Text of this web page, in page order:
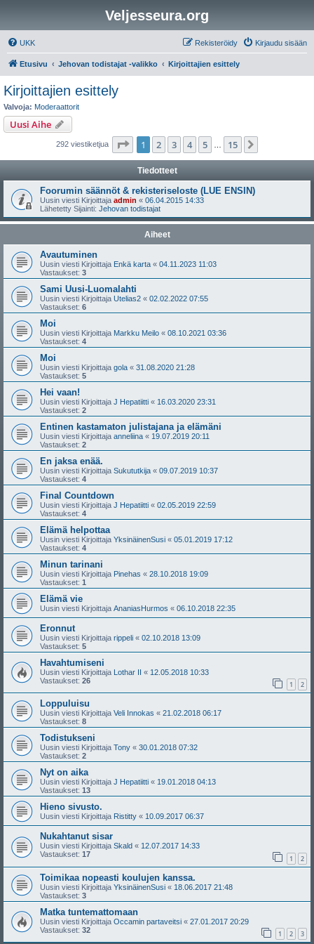
Veljesseura.org
UKK Kirjaudu sisään
Rekisteröidy
Etusivu Jehovan todistajat -valikko Kirjoittajien esittely
Kirjoittajien esittely
Valvoja: Moderaattorit
Uusi Aihe
292 viestiketjua Sivu /15
1 2 3 4 5 15
Tiedotteet
Foorumin säännöt & rekisteriseloste (LUE ENSIN)
Uusin viesti Kirjoittaja admin « 06.04.2015 14:33
Lähetetty Sijainti: Jehovan todistajat
Aiheet
Avautuminen
Uusin viesti Kirjoittaja Enkä karta « 04.11.2023 11:03
Vastaukset: 3
Sami Uusi-Luomalahti
Uusin viesti Kirjoittaja Utelias2 « 02.02.2022 07:55
Vastaukset: 6
Moi
Uusin viesti Kirjoittaja Markku Meilo « 08.10.2021 03:36
Vastaukset: 4
Moi
Uusin viesti Kirjoittaja gola « 31.08.2020 21:28
Vastaukset: 5
Hei vaan!
Uusin viesti Kirjoittaja J Hepatiitti « 16.03.2020 23:31
Vastaukset: 2
Entinen kastamaton julistajana ja elämäni
Uusin viesti Kirjoittaja anneliina « 19.07.2019 20:11
Vastaukset: 2
En jaksa enää.
Uusin viesti Kirjoittaja Sukututkija « 09.07.2019 10:37
Vastaukset: 4
Final Countdown
Uusin viesti Kirjoittaja J Hepatiitti « 02.05.2019 22:59
Vastaukset: 4
Elämä helpottaa
Uusin viesti Kirjoittaja YksinäinenSusi « 05.01.2019 17:12
Vastaukset: 4
Minun tarinani
Uusin viesti Kirjoittaja Pinehas « 28.10.2018 19:09
Vastaukset: 1
Elämä vie
Uusin viesti Kirjoittaja AnaniasHurmos « 06.10.2018 22:35
Eronnut
Uusin viesti Kirjoittaja rippeli « 02.10.2018 13:09
Vastaukset: 5
Havahtumiseni
Uusin viesti Kirjoittaja Lothar II « 12.05.2018 10:33
Vastaukset: 26 1 2
Loppuluisu
Uusin viesti Kirjoittaja Veli Innokas « 21.02.2018 06:17
Vastaukset: 8
Todistukseni
Uusin viesti Kirjoittaja Tony « 30.01.2018 07:32
Vastaukset: 2
Nyt on aika
Uusin viesti Kirjoittaja J Hepatiitti « 19.01.2018 04:13
Vastaukset: 13
Hieno sivusto.
Uusin viesti Kirjoittaja Ristitty « 10.09.2017 06:37
Nukahtanut sisar
Uusin viesti Kirjoittaja Skald « 12.07.2017 14:33
Vastaukset: 17 1 2
Toimikaa nopeasti koulujen kanssa.
Uusin viesti Kirjoittaja YksinäinenSusi « 18.06.2017 21:48
Vastaukset: 3
Matka tuntemattomaan
Uusin viesti Kirjoittaja Occamin partaveitsi « 27.01.2017 20:29
Vastaukset: 32 1 2 3